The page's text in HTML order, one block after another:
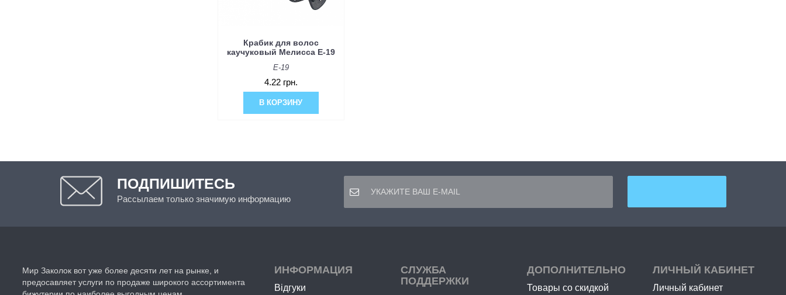
Крабик для волос
каучуковый Мелисса E-19
E-19
4.22 грн.
В КОРЗИНУ
ПОДПИШИТЕСЬ
Рассылаем только значимую информацию
Мир Заколок вот уже более десяти лет на рынке, и
предосавляет услуги по продаже широкого ассортимента
ИНФОРМАЦИЯ
Відгуки
СЛУЖБА
ПОДДЕРЖКИ
ДОПОЛНИТЕЛЬНО
Товары со скидкой
ЛИЧНЫЙ КАБИНЕТ
Личный кабинет